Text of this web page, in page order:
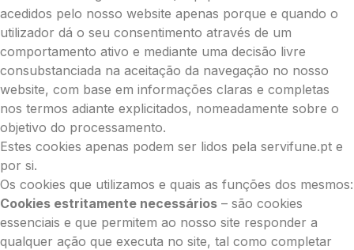
acedidos pelo nosso website apenas porque e quando o
utilizador dá o seu consentimento através de um
comportamento ativo e mediante uma decisão livre
consubstanciada na aceitação da navegação no nosso
website, com base em informações claras e completas
nos termos adiante explicitados, nomeadamente sobre o
objetivo do processamento.
Estes cookies apenas podem ser lidos pela servifune.pt e
por si.
Os cookies que utilizamos e quais as funções dos mesmos:
Cookies estritamente necessários – são cookies
essenciais e que permitem ao nosso site responder a
qualquer ação que executa no site, tal como completar